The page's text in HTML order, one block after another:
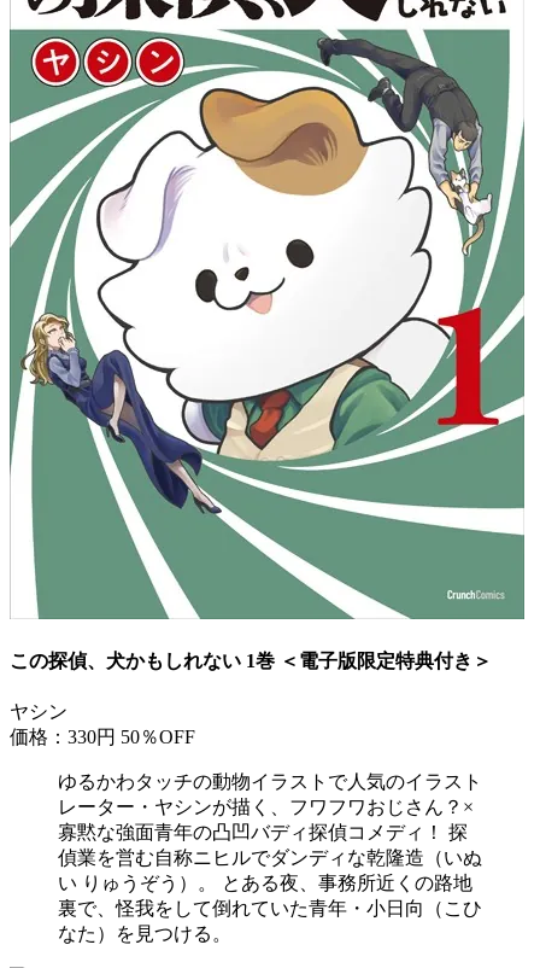
この探偵、犬かもしれない 1巻 ＜電子版限定特典付き＞
ヤシン
価格：330円 50％OFF
ゆるかわタッチの動物イラストで人気のイラスト
レーター・ヤシンが描く、フワフワおじさん？×
寡黙な強面青年の凸凹バディ探偵コメディ！ 探
偵業を営む自称ニヒルでダンディな乾隆造（いぬ
い りゅうぞう）。 とある夜、事務所近くの路地
裏で、怪我をして倒れていた青年・小日向（こひ
なた）を見つける。